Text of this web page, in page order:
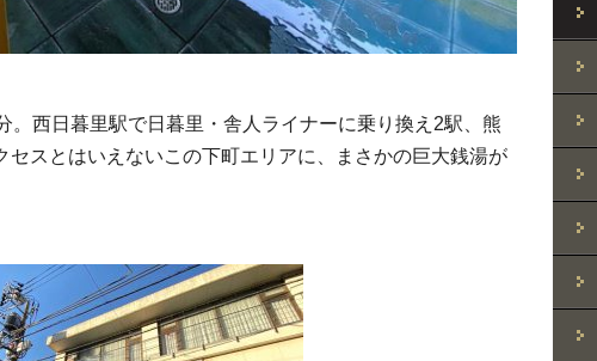
。西日暮里駅で日暮里・舎人ライナーに乗り換え2駅、熊
セスとはいえないこの下町エリアに、まさかの巨大銭湯が